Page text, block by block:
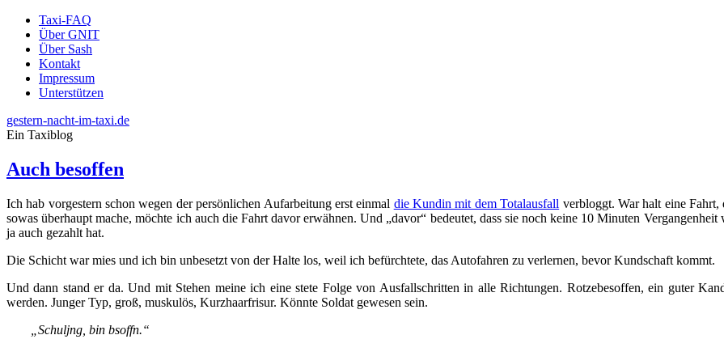
Taxi-FAQ
Über GNIT
Über Sash
Kontakt
Impressum
Unterstützen
gestern-nacht-im-taxi.de
Ein Taxiblog
Auch besoffen
Ich hab vorgestern schon wegen der persönlichen Aufarbeitung erst einmal die Kundin mit dem Totalausfall verbloggt. War halt eine
sowas überhaupt mache, möchte ich auch die Fahrt davor erwähnen. Und „davor“ bedeutet, dass sie noch keine 10 Minuten
ja auch gezahlt hat.
Die Schicht war mies und ich bin unbesetzt von der Halte los, weil ich befürchtete, das Autofahren zu verlernen, bevor Kundschaft kommt.
Und dann stand er da. Und mit Stehen meine ich eine stete Folge von Ausfallschritten in alle Richtungen. Rotzebesoffen, ein guter
werden. Junger Typ, groß, muskulös, Kurzhaarfrisur. Könnte Soldat gewesen sein.
„Schuljng, bin bsoffn.“